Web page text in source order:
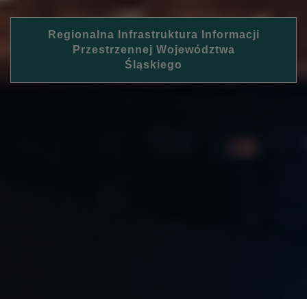
Regionalna Infrastruktura Informacji
Przestrzennej Województwa
Śląskiego